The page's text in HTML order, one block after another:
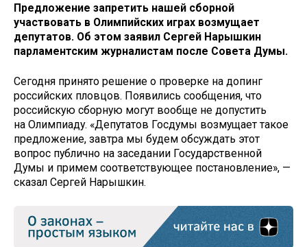
Предложение запретить нашей сборной
участвовать в Олимпийских играх возмущает
депутатов. Об этом заявил Сергей Нарышкин
парламентским журналистам после Совета Думы.
Сегодня принято решение о проверке на допинг
российских пловцов. Появились сообщения, что
российскую сборную могут вообще не допустить
на Олимпиаду. «Депутатов Госдумы возмущает такое
предложение, завтра мы будем обсуждать этот
вопрос публично на заседании Государственной
Думы и примем соответствующее постановление», —
сказал Сергей Нарышкин.